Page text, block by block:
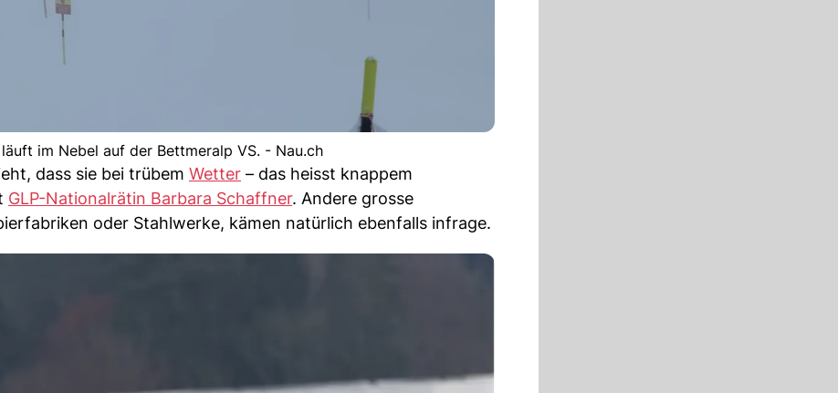
im Nebel auf der Bettmeralp VS. - Nau.ch
dass sie bei trübem Wetter – das heisst knappem
GLP-Nationalrätin Barbara Schaffner. Andere grosse
oder Stahlwerke, kämen natürlich ebenfalls infrage.